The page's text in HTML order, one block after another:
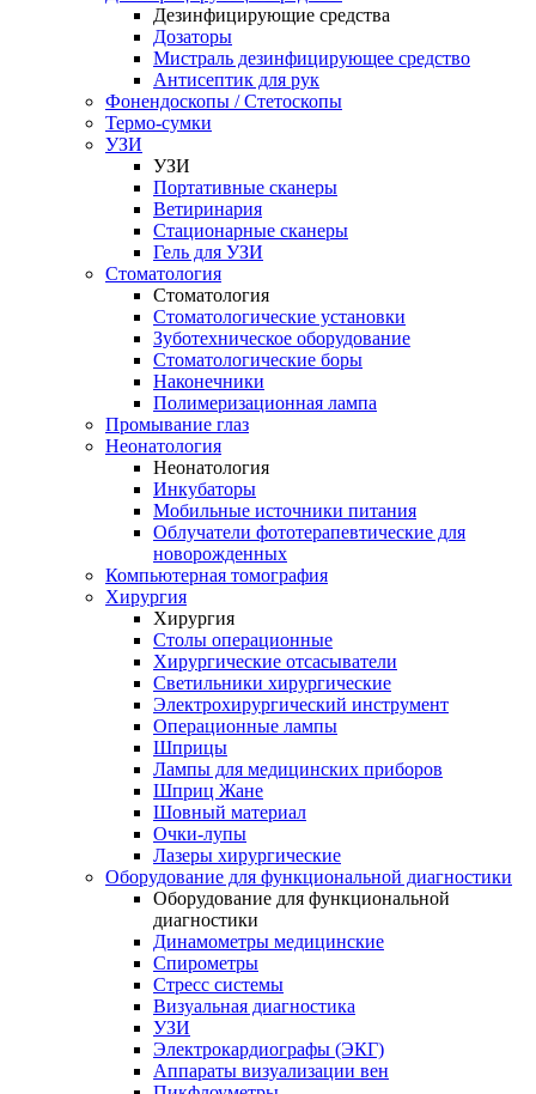
Дезинфицирующие средства
Дозаторы
Мистраль дезинфицирующее средство
Антисептик для рук
Фонендоскопы / Стетоскопы
Термо-сумки
УЗИ
УЗИ
Портативные сканеры
Ветиринария
Стационарные сканеры
Гель для УЗИ
Стоматология
Стоматология
Стоматологические установки
Зуботехническое оборудование
Стоматологические боры
Наконечники
Полимеризационная лампа
Промывание глаз
Неонатология
Неонатология
Инкубаторы
Мобильные источники питания
Облучатели фототерапевтические для
новорожденных
Компьютерная томография
Хирургия
Хирургия
Столы операционные
Хирургические отсасыватели
Светильники хирургические
Электрохирургический инструмент
Операционные лампы
Шприцы
Лампы для медицинских приборов
Шприц Жане
Шовный материал
Очки-лупы
Лазеры хирургические
Оборудование для функциональной диагностики
Оборудование для функциональной
диагностики
Динамометры медицинские
Спирометры
Стресс системы
Визуальная диагностика
УЗИ
Электрокардиографы (ЭКГ)
Аппараты визуализации вен